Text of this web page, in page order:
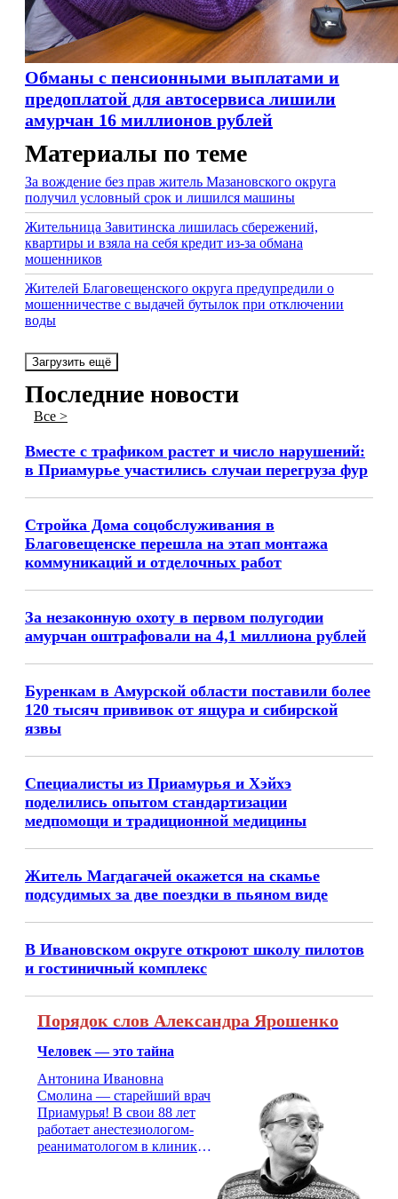
Обманы с пенсионными выплатами и
предоплатой для автосервиса лишили
амурчан 16 миллионов рублей
Материалы по теме
За вождение без прав житель Мазановского округа
получил условный срок и лишился машины
Жительница Завитинска лишилась сбережений,
квартиры и взяла на себя кредит из-за обмана
мошенников
Жителей Благовещенского округа предупредили о
мошенничестве с выдачей бутылок при отключении
воды
Загрузить ещё
Последние новости
Все >
Вместе с трафиком растет и число нарушений:
в Приамурье участились случаи перегруза фур
Стройка Дома соцобслуживания в
Благовещенске перешла на этап монтажа
коммуникаций и отделочных работ
За незаконную охоту в первом полугодии
амурчан оштрафовали на 4,1 миллиона рублей
Буренкам в Амурской области поставили более
120 тысяч прививок от ящура и сибирской
язвы
Специалисты из Приамурья и Хэйхэ
поделились опытом стандартизации
медпомощи и традиционной медицины
Житель Магдагачей окажется на скамье
подсудимых за две поездки в пьяном виде
В Ивановском округе откроют школу пилотов
и гостиничный комплекс
Порядок слов Александра Ярошенко
Человек — это тайна
Антонина Ивановна
Смолина — старейший врач
Приамурья! В свои 88 лет
работает анестезиологом-
реаниматологом в клинике